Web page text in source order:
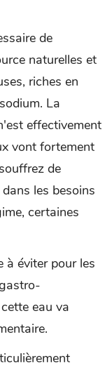
de
naturelles et
riches en
La
effectivement
vont fortement
de
les besoins
certaines
à éviter pour les
eau va